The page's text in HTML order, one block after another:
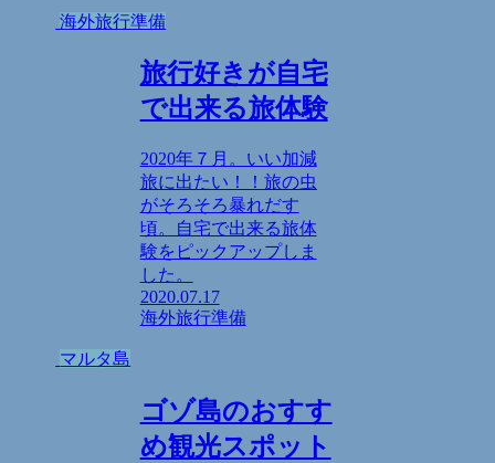
海外旅行準備
旅行好きが自宅
で出来る旅体験
2020年７月。いい加減
旅に出たい！！旅の虫
がそろそろ暴れだす
頃。自宅で出来る旅体
験をピックアップしま
した。
2020.07.17
海外旅行準備
マルタ島
ゴゾ島のおすす
め観光スポット